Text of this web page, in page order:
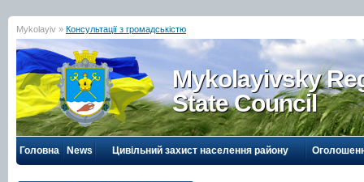
Mykolayiv » Консультації з громадськістю
Mykolayivsky
State Council
Головна News Цивільний захист населення району